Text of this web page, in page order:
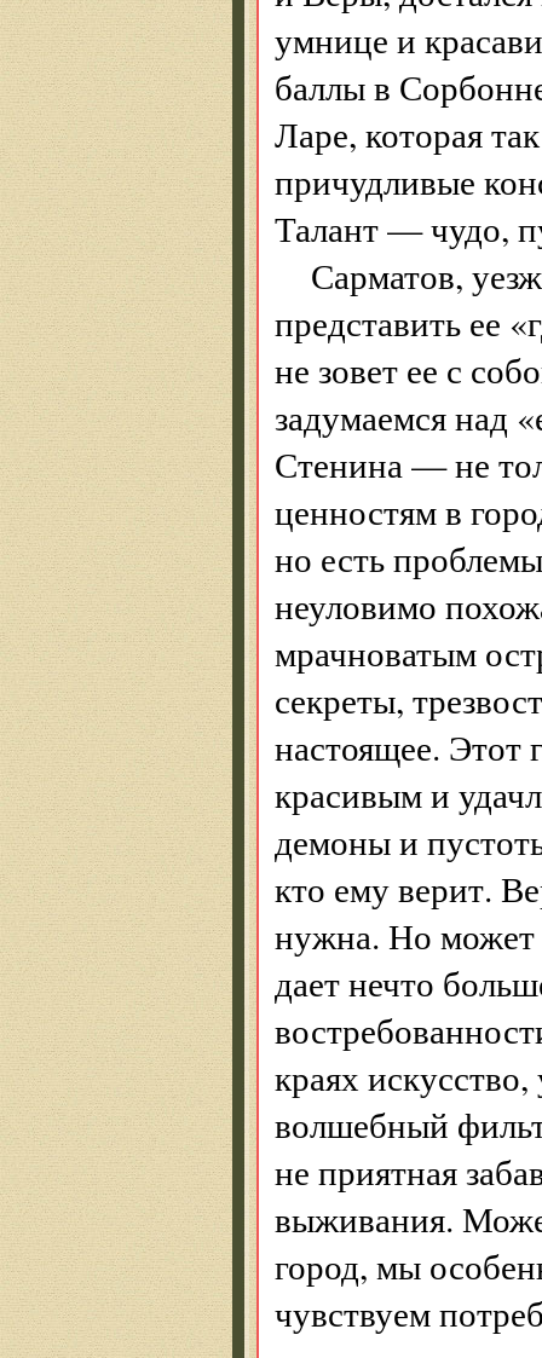
умнице и
баллы в
Ларе, которая
причудливые
Талант — чудо,
Сарматов,
представить ее
не зовет ее с
задумаемся над
Стенина — не
ценностям в
но есть
неуловимо
мрачноватым
секреты,
настоящее. Этот
красивым и
демоны и
кто ему верит.
нужна. Но может
дает нечто
краях
волшебный
не приятная
выживания.
город, мы
чувствуем